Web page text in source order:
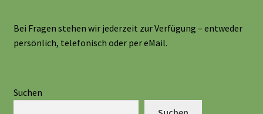
Bei Fragen stehen wir jederzeit zur Verfügung – entweder
persönlich, telefonisch oder per eMail.
Suchen